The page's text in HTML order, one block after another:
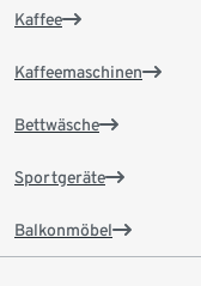
Kaffee
Kaffeemaschinen
Bettwäsche
Sportgeräte
Balkonmöbel